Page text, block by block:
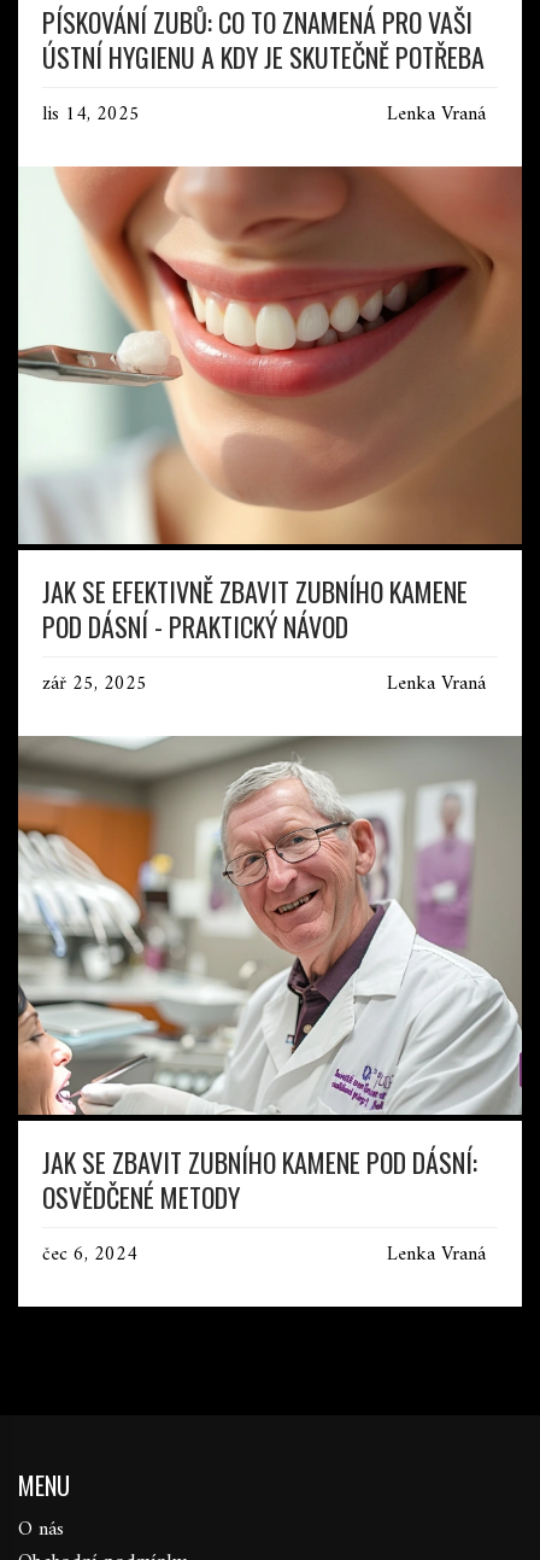
PÍSKOVÁNÍ ZUBŮ: CO TO ZNAMENÁ PRO VAŠI
ÚSTNÍ HYGIENU A KDY JE SKUTEČNĚ POTŘEBA
lis 14, 2025 Lenka Vraná
JAK SE EFEKTIVNĚ ZBAVIT ZUBNÍHO KAMENE
POD DÁSNÍ - PRAKTICKÝ NÁVOD
zář 25, 2025 Lenka Vraná
JAK SE ZBAVIT ZUBNÍHO KAMENE POD DÁSNÍ:
OSVĚDČENÉ METODY
čec 6, 2024 Lenka Vraná
MENU
O nás